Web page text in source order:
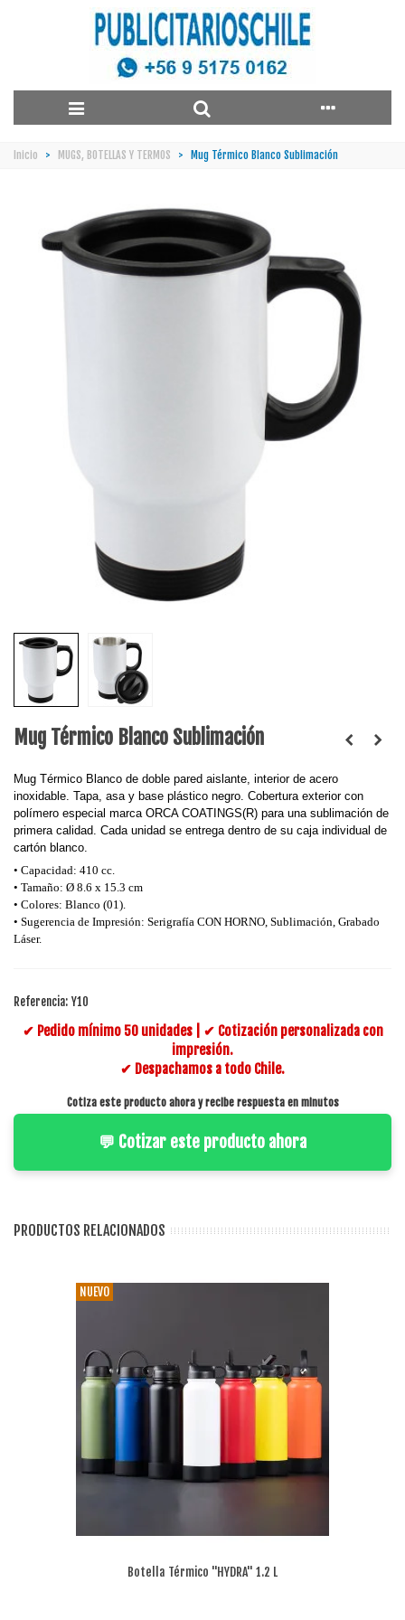
Inicio > MUGS, BOTELLAS Y TERMOS > Mug Térmico Blanco Sublimación
Mug Térmico Blanco Sublimación
Mug Térmico Blanco de doble pared aislante, interior de acero
inoxidable. Tapa, asa y base plástico negro. Cobertura exterior con
polímero especial marca ORCA COATINGS(R) para una sublimación de
primera calidad. Cada unidad se entrega dentro de su caja individual de
cartón blanco.
• Capacidad: 410 cc.
• Tamaño: Ø 8.6 x 15.3 cm
• Colores: Blanco (01).
• Sugerencia de Impresión: Serigrafía CON HORNO, Sublimación, Grabado
Láser.
Referencia: Y10
✔ Pedido mínimo 50 unidades | ✔ Cotización personalizada con
impresión.
✔ Despachamos a todo Chile.
Cotiza este producto ahora y recibe respuesta en minutos
💬 Cotizar este producto ahora
PRODUCTOS RELACIONADOS
NUEVO
Botella Térmico "HYDRA" 1.2 L